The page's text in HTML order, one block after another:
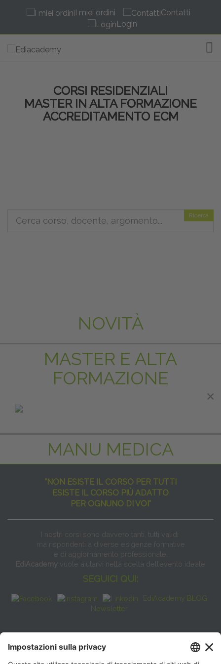
I miei ordini
Contatti
Login
CORSI RESIDENZIALI
MASTER IN ALTA FORMAZIONE
ACCREDITAMENTO ECM
Ricerca
NOVITÀ
MASTER E ALTA
FORMAZIONE
MANU MEDICA
"NON ESISTE IL CORSO PER TUTTI
ESISTE IL CORSO PIÙ ADATTO
PER OGNUNO DI VOI"
I nostri corsi sono davvero tanti, tutti validi
ma rispondenti a diverse esigenze formative
e di aggiornamento professionale.
EdiAcademy vuole aiutarvi nella scelta dell’evento ideale
SEGUICI QUI:
EdiAcademy BLOG
Newsletter
FAQ
×
×